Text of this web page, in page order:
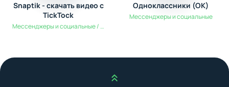
Snaptik - скачать видео с
TickTock
Мессенджеры и социальные / Мультимедиа
Одноклассники (OK)
Мессенджеры и социальные
Наверх